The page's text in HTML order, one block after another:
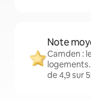
Note
Camden :
de 4,9 sur